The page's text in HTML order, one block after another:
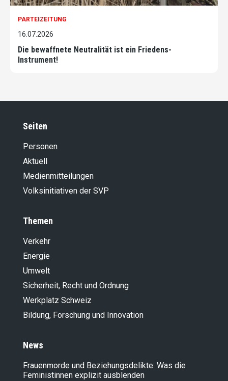
PARTEIZEITUNG
16.07.2026
Die bewaffnete Neutralität ist ein Friedens-
Instrument!
Seiten
Personen
Aktuell
Medienmitteilungen
Volksinitiativen der SVP
Themen
Verkehr
Energie
Umwelt
Sicherheit, Recht und Ordnung
Werkplatz Schweiz
Bildung, Forschung und Innovation
News
Frauenmorde und Beziehungsdelikte: Was die
Feministinnen explizit ausblenden